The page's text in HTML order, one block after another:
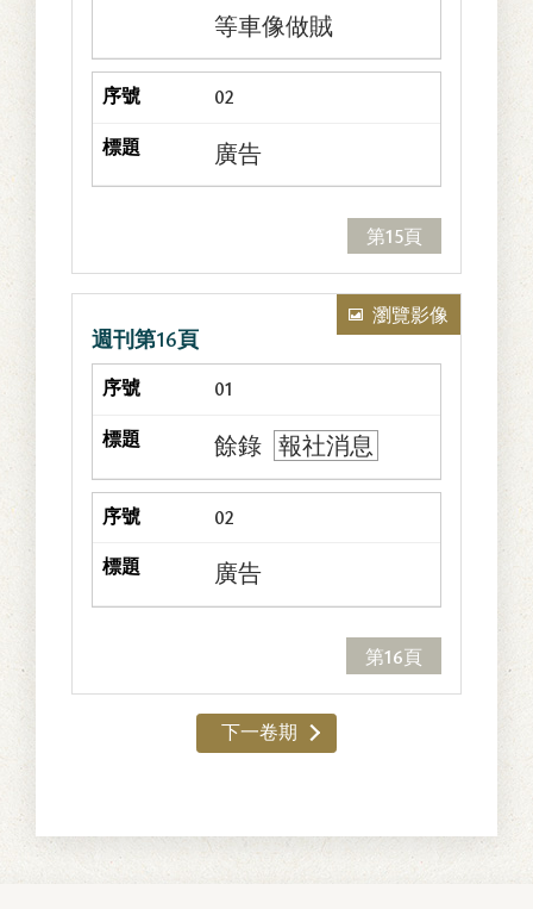
等車像做賊
02
廣告
第15頁
週刊第16頁
瀏覽影像
01
餘錄 報社消息
02
廣告
第16頁
下一卷期